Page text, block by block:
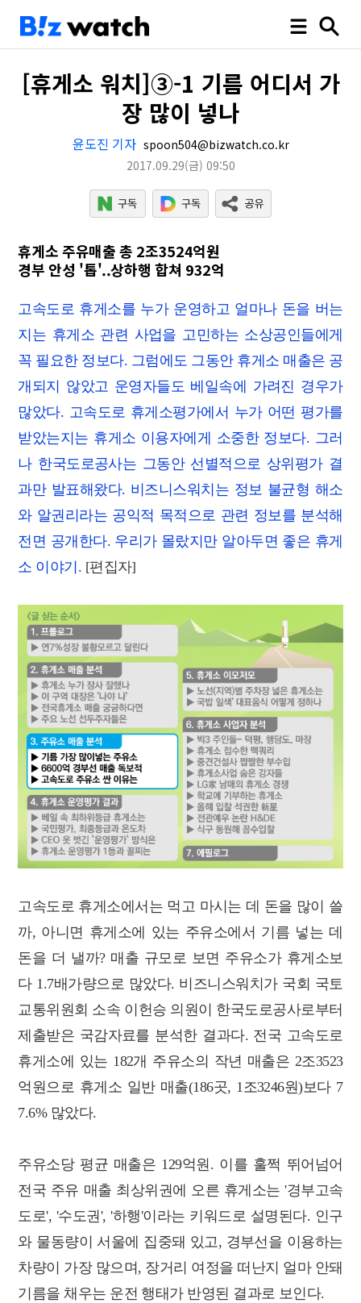
[휴게소 워치]③-1 기름 어디서 가
장 많이 넣나
윤도진 기자 spoon504@bizwatch.co.kr
2017.09.29(금) 09:50
휴게소 주유매출 총 2조3524억원
경부 안성 '톱'..상하행 합쳐 932억
고속도로 휴게소를 누가 운영하고 얼마나 돈을 버는
지는 휴게소 관련 사업을 고민하는 소상공인들에게
꼭 필요한 정보다. 그럼에도 그동안 휴게소 매출은 공
개되지 않았고 운영자들도 베일속에 가려진 경우가
많았다. 고속도로 휴게소평가에서 누가 어떤 평가를
받았는지는 휴게소 이용자에게 소중한 정보다. 그러
나 한국도로공사는 그동안 선별적으로 상위평가 결
과만 발표해왔다. 비즈니스워치는 정보 불균형 해소
와 알권리라는 공익적 목적으로 관련 정보를 분석해
전면 공개한다. 우리가 몰랐지만 알아두면 좋은 휴게
소 이야기. [편집자]
고속도로 휴게소에서는 먹고 마시는 데 돈을 많이 쓸
까, 아니면 휴게소에 있는 주유소에서 기름 넣는 데
돈을 더 낼까? 매출 규모로 보면 주유소가 휴게소보
다 1.7배가량으로 많았다. 비즈니스워치가 국회 국토
교통위원회 소속 이헌승 의원이 한국도로공사로부터
제출받은 국감자료를 분석한 결과다. 전국 고속도로
휴게소에 있는 182개 주유소의 작년 매출은 2조3523
억원으로 휴게소 일반 매출(186곳, 1조3246원)보다 7
7.6% 많았다.
주유소당 평균 매출은 129억원. 이를 훌쩍 뛰어넘어
전국 주유 매출 최상위권에 오른 휴게소는 '경부고속
도로', '수도권', '하행'이라는 키워드로 설명된다. 인구
와 물동량이 서울에 집중돼 있고, 경부선을 이용하는
차량이 가장 많으며, 장거리 여정을 떠난지 얼마 안돼
기름을 채우는 운전 행태가 반영된 결과로 보인다.